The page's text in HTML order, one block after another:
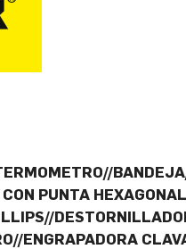
PUNTA
ENGRAPADORA